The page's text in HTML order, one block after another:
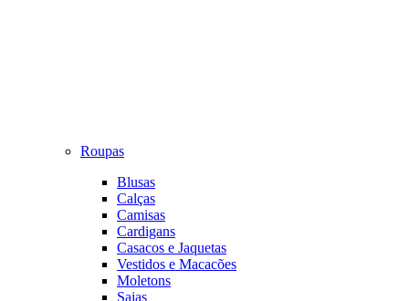
Roupas
Blusas
Calças
Camisas
Cardigans
Casacos e Jaquetas
Vestidos e Macacões
Moletons
Saias